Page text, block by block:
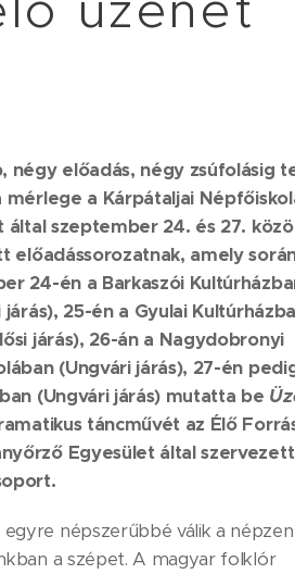
négy előadás, négy zsúfolásig
mérlege a Kárpátaljai
által szeptember 24. és 27.
előadássorozatnak, amely
24-én a Barkaszói
járás), 25-én a Gyulai
járás), 26-án a Nagydobronyi
(Ungvári járás), 27-én
(Ungvári járás) mutatta be
táncművét az Élő
Egyesület által szervezett
népszerűbbé válik a
a szépet. A magyar folklór